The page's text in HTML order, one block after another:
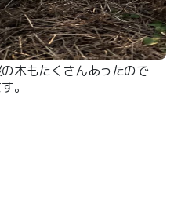
木もたくさんあったので
。